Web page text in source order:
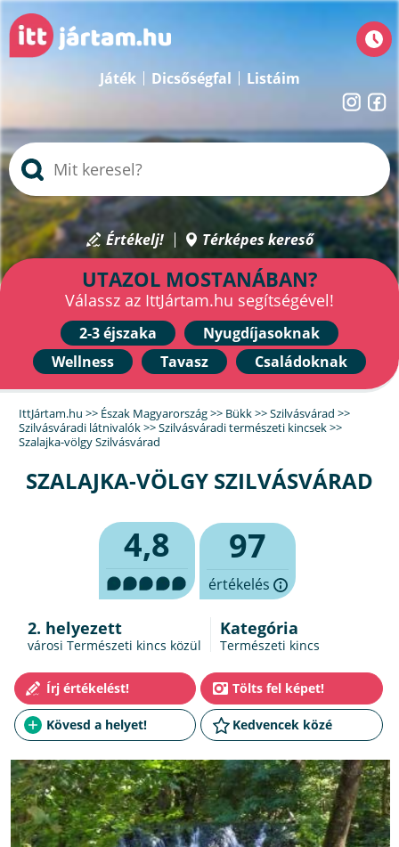
Játék Dicsőségfal Listáim
Értékelj! Térképes kereső
UTAZOL MOSTANÁBAN?
Válassz az IttJártam.hu segítségével!
2-3 éjszaka
Nyugdíjasoknak
Wellness
Tavasz Családoknak
IttJártam.hu >> Észak Magyarország>> Bükk>>Szilvásvárad >>
Szilvásváradi látnivalók>>Szilvásváradi természeti kincsek>>
Szalajka-völgy Szilvásvárad
SZALAJKA-VÖLGY SZILVÁSVÁRAD
4,8 97
értékelés
2. helyezett
városi Természeti kincs közül
Kategória
Természeti kincs